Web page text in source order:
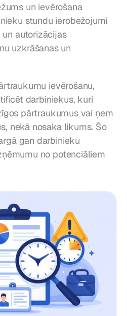
un ievērošana
stundu ierobežojumi
autorizācijas
uzkrāšanas un
ievērošanu,
darbiniekus, kuri
pārtraukumus vai ņem
nekā nosaka likums. Šo
gan darbinieku
no potenciāliem